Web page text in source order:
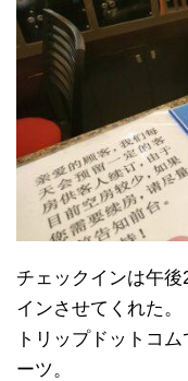
チェックインは午
インさせてくれた。
トリップドットコ
ーツ。